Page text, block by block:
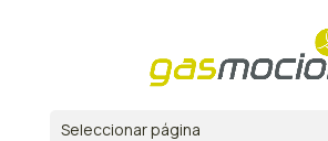
Seleccionar página